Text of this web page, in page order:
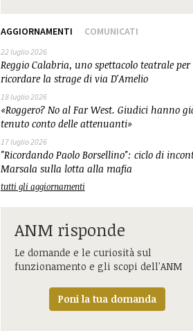
AGGIORNAMENTI COMUNICATI
22 luglio 2026
Reggio Calabria, uno spettacolo teatrale per
ricordare la strage di via D'Amelio
18 luglio 2026
«Roggero? No al Far West. Giudici hanno
tenuto conto delle attenuanti»
17 luglio 2026
"Ricordando Paolo Borsellino": ciclo di
Marsala sulla lotta alla mafia
tutti gli aggiornamenti
ANM risponde
Le domande e le curiosità sul
funzionamento e gli scopi dell'ANM
Poni la tua domanda